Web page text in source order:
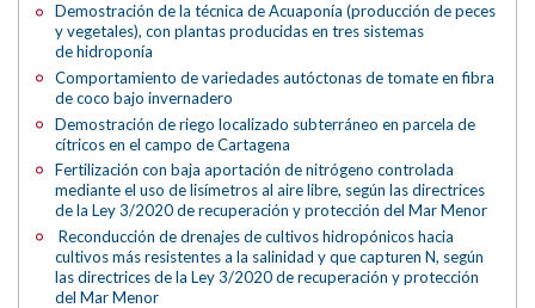
Demostración de la técnica de Acuaponía (producción de peces
y vegetales), con plantas producidas en tres sistemas
de hidroponía
Comportamiento de variedades autóctonas de tomate en fibra
de coco bajo invernadero
Demostración de riego localizado subterráneo en parcela de
cítricos en el campo de Cartagena
Fertilización con baja aportación de nitrógeno controlada
mediante el uso de lisímetros al aire libre, según las directrices
de la Ley 3/2020 de recuperación y protección del Mar Menor
Reconducción de drenajes de cultivos hidropónicos hacia
cultivos más resistentes a la salinidad y que capturen N, según
las directrices de la Ley 3/2020 de recuperación y protección
del Mar Menor